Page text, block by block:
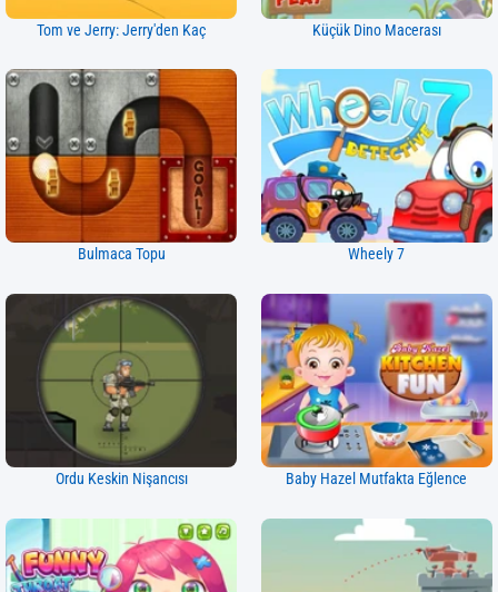
Tom ve Jerry: Jerry'den Kaç Küçük Dino Macerası
Bulmaca Topu Wheely 7
Ordu Keskin Nişancısı Baby Hazel Mutfakta Eğlence